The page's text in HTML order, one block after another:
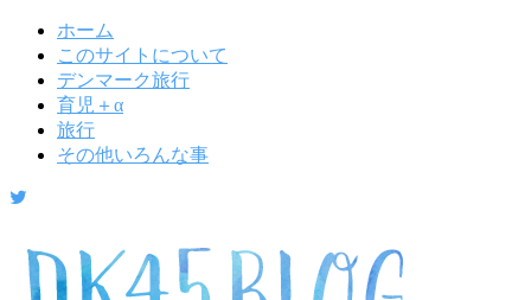
ホーム
このサイトについて
デンマーク旅行
育児＋α
旅行
その他いろんな事